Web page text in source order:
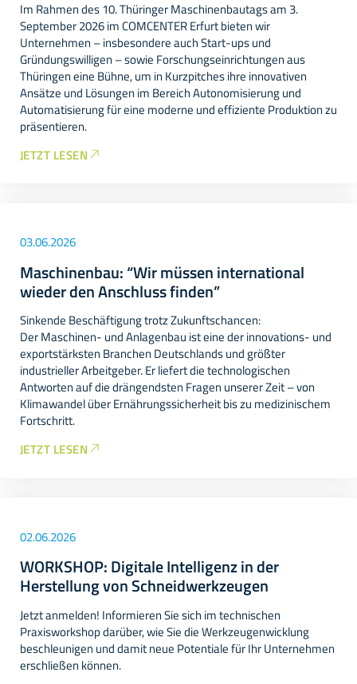
Im Rahmen des 10. Thüringer Maschinenbautags am 3.
September 2026 im COMCENTER Erfurt bieten wir
Unternehmen – insbesondere auch Start-ups und
Gründungswilligen – sowie Forschungseinrichtungen aus
Thüringen eine Bühne, um in Kurzpitches ihre innovativen
Ansätze und Lösungen im Bereich Autonomisierung und
Automatisierung für eine moderne und effiziente Produktion zu
präsentieren.
JETZT LESEN
03.06.2026
Maschinenbau: “Wir müssen international
wieder den Anschluss finden”
Sinkende Beschäftigung trotz Zukunftschancen:
Der Maschinen- und Anlagenbau ist eine der innovations- und
exportstärksten Branchen Deutschlands und größter
industrieller Arbeitgeber. Er liefert die technologischen
Antworten auf die drängendsten Fragen unserer Zeit – von
Klimawandel über Ernährungssicherheit bis zu medizinischem
Fortschritt.
JETZT LESEN
02.06.2026
WORKSHOP: Digitale Intelligenz in der
Herstellung von Schneidwerkzeugen
Jetzt anmelden! Informieren Sie sich im technischen
Praxisworkshop darüber, wie Sie die Werkzeugenwicklung
beschleunigen und damit neue Potentiale für Ihr Unternehmen
erschließen können.